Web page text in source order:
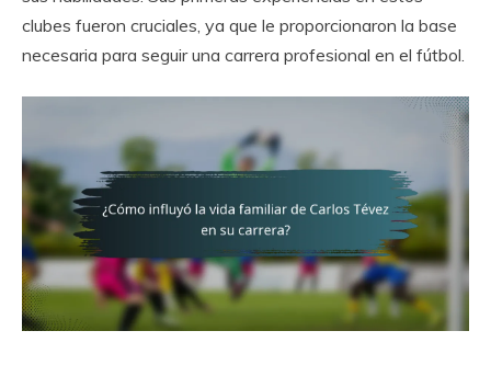
clubes fueron cruciales, ya que le proporcionaron la base
necesaria para seguir una carrera profesional en el fútbol.